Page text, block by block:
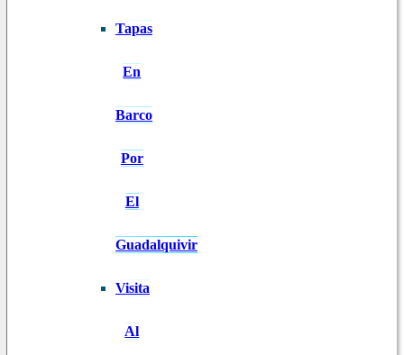
Tapas
En
Barco
Por
El
Guadalquivir
Visita
Al